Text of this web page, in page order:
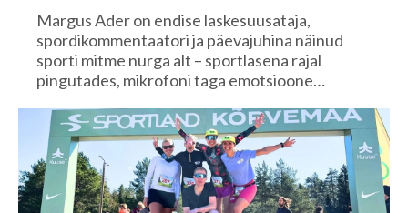
Margus Ader on endise laskesuusataja,
spordikommentaatori ja päevajuhina näinud
sporti mitme nurga alt – sportlasena rajal
pingutades, mikrofoni taga emotsioone…